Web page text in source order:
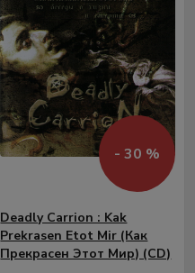
- 30 %
Deadly Carrion ‎: Kak
Prekrasen Etot Mir (Как
Прекрасен Этот Мир) (CD)